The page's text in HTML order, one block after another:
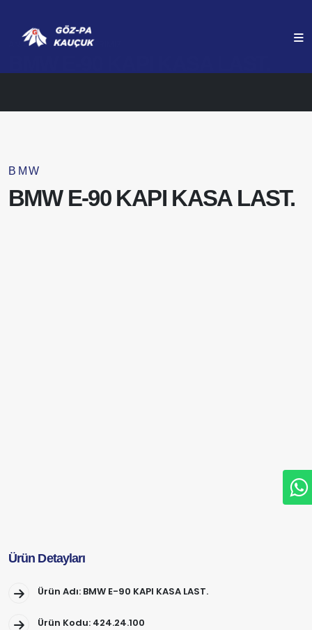
ANASAYFA ÜRÜNLERIMIZ
BMW
BMW E-90 KAPI KASA LAST.
Ürün Detayları
Ürün Adı: BMW E-90 KAPI KASA LAST.
Ürün Kodu: 424.24.100